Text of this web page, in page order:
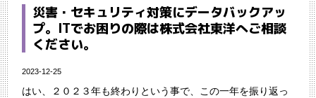
災害・セキュリティ対策にデータバックアッ
プ。ITでお困りの際は株式会社東洋へご相談
ください。
2023-12-25
はい、２０２３年も終わりという事で、この一年を振り返っ